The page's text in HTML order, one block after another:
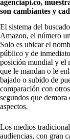
agenciapi.co,
son cambiantes y
El sistema del
Amazon, el número
Solo es ubicar el
público y de
posición mundial y el
que le mandan o le
bajado o subido de
comparación con
segundos que
aspectos.
Los medios
audiencias, con gran